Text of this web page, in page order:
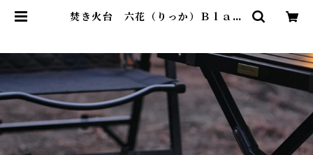
焚き火台 六花（りっか）Ｂｌａｃ